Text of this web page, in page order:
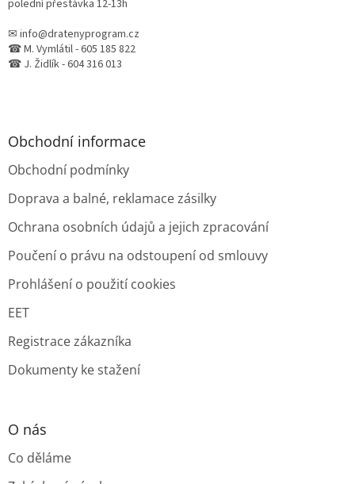
polední přestávka 12-13h
✉ info@dratenyprogram.cz
☎ M. Vymlátil - 605 185 822
☎ J. Židlík - 604 316 013
Obchodní informace
Obchodní podmínky
Doprava a balné, reklamace zásilky
Ochrana osobních údajů a jejich zpracování
Poučení o právu na odstoupení od smlouvy
Prohlášení o použití cookies
EET
Registrace zákazníka
Dokumenty ke stažení
O nás
Co děláme